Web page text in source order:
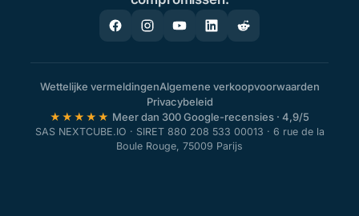
Wettelijke vermeldingenAlgemene verkoopvoorwaarden
Privacybeleid
★★★★★ Meer dan 300 Google-recensies · 4,9/5
SAS NEXTCUBE.IO · SIRET 880 208 533 00013 · 6 rue de la
Boule Rouge, 75009 Parijs